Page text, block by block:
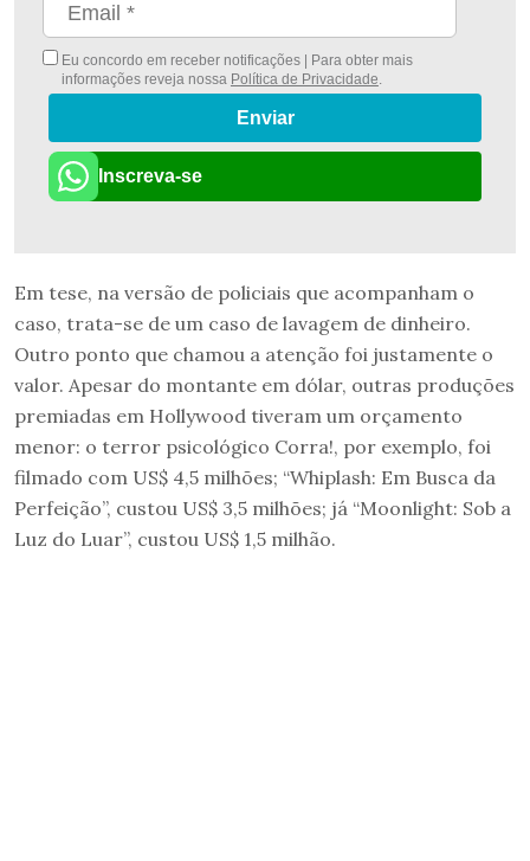
Eu concordo em receber notificações | Para obter mais
informações reveja nossa Política de Privacidade.
Enviar
Inscreva-se
Em tese, na versão de policiais que acompanham o
caso, trata-se de um caso de lavagem de dinheiro.
Outro ponto que chamou a atenção foi justamente o
valor. Apesar do montante em dólar, outras produções
premiadas em Hollywood tiveram um orçamento
menor: o terror psicológico Corra!, por exemplo, foi
filmado com US$ 4,5 milhões; “Whiplash: Em Busca da
Perfeição”, custou US$ 3,5 milhões; já “Moonlight: Sob a
Luz do Luar”, custou US$ 1,5 milhão.